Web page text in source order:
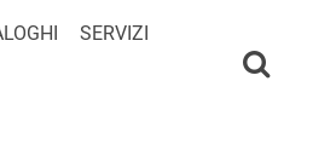
SERVIZI